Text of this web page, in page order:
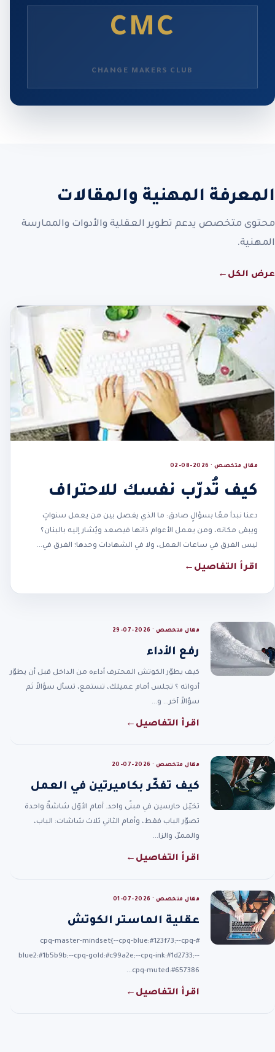
CMC
CHANGE MAKERS CLUB
المعرفة المهنية والمقالات
محتوى متخصص يدعم تطوير العقلية والأدوات والممارسة
المهنية.
عرض الكل ←
مقال متخصص · 2026-08-02
كيف تُدرّب نفسك للاحتراف
دعنا نبدأ معًا بسؤالٍ صادق: ما الذي يفصل بين من يعمل سنواتٍ
ويبقى مكانه، ومن يعمل الأعوام ذاتها فيصعد ويُشار إليه بالبنان؟
ليس الفرق في ساعات العمل، ولا في الشهادات وحدها؛ الفرق في…
اقرأ التفاصيل ←
مقال متخصص · 2026-07-29
رفع الأداء
كيف يطوّر الكوتش المحترف أداءه من الداخل قبل أن يطوّر
أدواته ؟ تجلس أمام عميلك، تستمع، تسأل سؤالاً ثم
سؤالاً آخر… و…
اقرأ التفاصيل ←
مقال متخصص · 2026-07-20
كيف تفكّر بكاميرتين في العمل
تخيّل حارسين في مبنًى واحد. أمام الأوّل شاشةٌ واحدة
تصوّر الباب فقط، وأمام الثاني ثلاث شاشات: الباب،
والممرّ، والزا…
اقرأ التفاصيل ←
مقال متخصص · 2026-07-01
عقلية الماستر الكوتش
#cpq-master-mindset{--cpq-blue:#123f73;--cpq-
blue2:#1b5b9b;--cpq-gold:#c99a2e;--cpq-ink:#1d2733;--
cpq-muted:#657386…
اقرأ التفاصيل ←